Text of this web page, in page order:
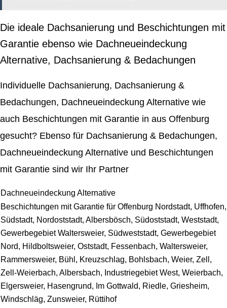
Die ideale Dachsanierung und Beschichtungen mit
Garantie ebenso wie Dachneueindeckung
Alternative, Dachsanierung & Bedachungen
Individuelle Dachsanierung, Dachsanierung &
Bedachungen, Dachneueindeckung Alternative wie
auch Beschichtungen mit Garantie in aus Offenburg
gesucht? Ebenso für Dachsanierung & Bedachungen,
Dachneueindeckung Alternative und Beschichtungen
mit Garantie sind wir Ihr Partner
Dachneueindeckung Alternative
Beschichtungen mit Garantie für Offenburg Nordstadt, Uffhofen,
Südstadt, Nordoststadt, Albersbösch, Südoststadt, Weststadt,
Gewerbegebiet Waltersweier, Südweststadt, Gewerbegebiet
Nord, Hildboltsweier, Oststadt, Fessenbach, Waltersweier,
Rammersweier, Bühl, Kreuzschlag, Bohlsbach, Weier, Zell,
Zell-Weierbach, Albersbach, Industriegebiet West, Weierbach,
Elgersweier, Hasengrund, Im Gottwald, Riedle, Griesheim,
Windschläg, Zunsweier, Rüttihof